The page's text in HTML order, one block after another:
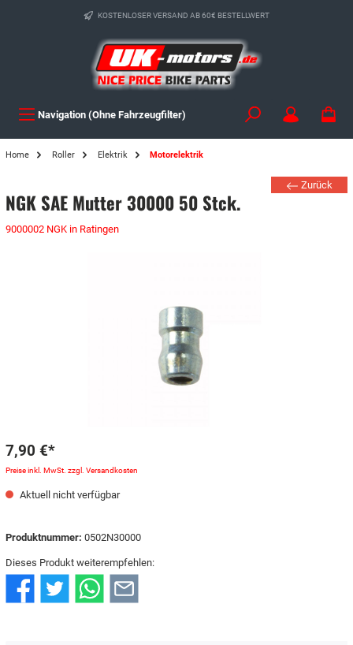
KOSTENLOSER VERSAND AB 60€ BESTELLWERT
Navigation (Ohne Fahrzeugfilter)
Home Roller Elektrik Motorelektrik
Zurück
NGK SAE Mutter 30000 50 Stck.
9000002 NGK in Ratingen
7,90 €*
Preise inkl. MwSt. zzgl. Versandkosten
Aktuell nicht verfügbar
Produktnummer: 0502N30000
Dieses Produkt weiterempfehlen: